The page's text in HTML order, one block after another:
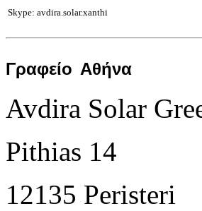
Skype: avdira.solar.xanthi
Γραφείο Αθήνα
Avdira Solar
Pithias 14
12135 Peristeri